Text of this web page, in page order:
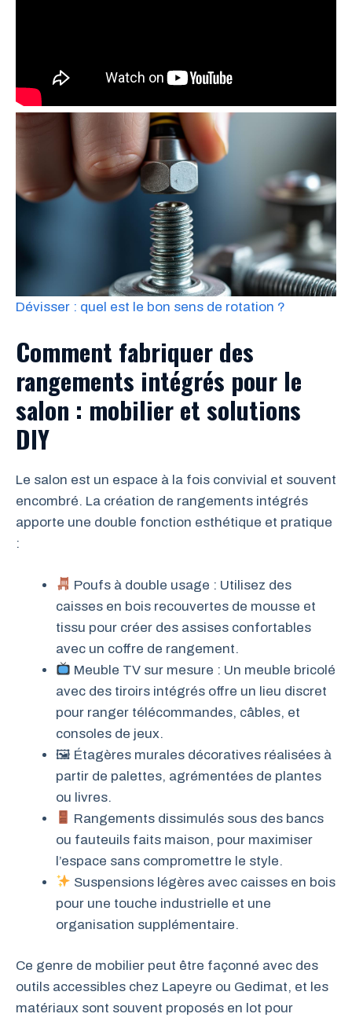
Dévisser : quel est le bon sens de rotation ?
Comment fabriquer des
rangements intégrés pour le
salon : mobilier et solutions
DIY
Le salon est un espace à la fois convivial et souvent
encombré. La création de rangements intégrés
apporte une double fonction esthétique et pratique
:
Poufs à double usage : Utilisez des
caisses en bois recouvertes de mousse et
tissu pour créer des assises confortables
avec un coffre de rangement.
Meuble TV sur mesure : Un meuble bricolé
avec des tiroirs intégrés offre un lieu discret
pour ranger télécommandes, câbles, et
consoles de jeux.
🖼 Étagères murales décoratives réalisées à
partir de palettes, agrémentées de plantes
ou livres.
Rangements dissimulés sous des bancs
ou fauteuils faits maison, pour maximiser
l’espace sans compromettre le style.
Suspensions légères avec caisses en bois
pour une touche industrielle et une
organisation supplémentaire.
Ce genre de mobilier peut être façonné avec des
outils accessibles chez Lapeyre ou Gedimat, et les
matériaux sont souvent proposés en lot pour